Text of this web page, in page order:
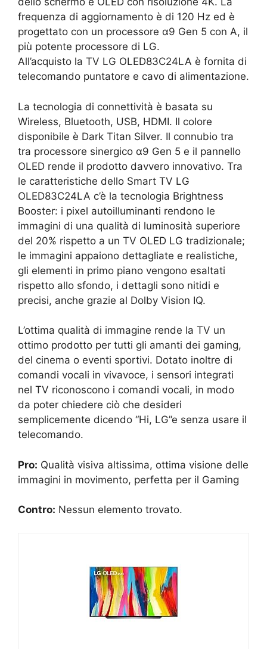
frequenza di aggiornamento è di 120 Hz ed è
progettato con un processore α9 Gen 5 con A, il
più potente processore di LG.
All’acquisto la TV LG OLED83C24LA è fornita di
telecomando puntatore e cavo di alimentazione.
La tecnologia di connettività è basata su
Wireless, Bluetooth, USB, HDMI. Il colore
disponibile è Dark Titan Silver. Il connubio tra
tra processore sinergico α9 Gen 5 e il pannello
OLED rende il prodotto davvero innovativo. Tra
le caratteristiche dello Smart TV LG
OLED83C24LA c’è la tecnologia Brightness
Booster: i pixel autoilluminanti rendono le
immagini di una qualità di luminosità superiore
del 20% rispetto a un TV OLED LG tradizionale;
le immagini appaiono dettagliate e realistiche,
gli elementi in primo piano vengono esaltati
rispetto allo sfondo, i dettagli sono nitidi e
precisi, anche grazie al Dolby Vision IQ.
L’ottima qualità di immagine rende la TV un
ottimo prodotto per tutti gli amanti dei gaming,
del cinema o eventi sportivi. Dotato inoltre di
comandi vocali in vivavoce, i sensori integrati
nel TV riconoscono i comandi vocali, in modo
da poter chiedere ciò che desideri
semplicemente dicendo “Hi, LG”e senza usare il
telecomando.
Pro: Qualità visiva altissima, ottima visione delle
immagini in movimento, perfetta per il Gaming
Contro: Nessun elemento trovato.